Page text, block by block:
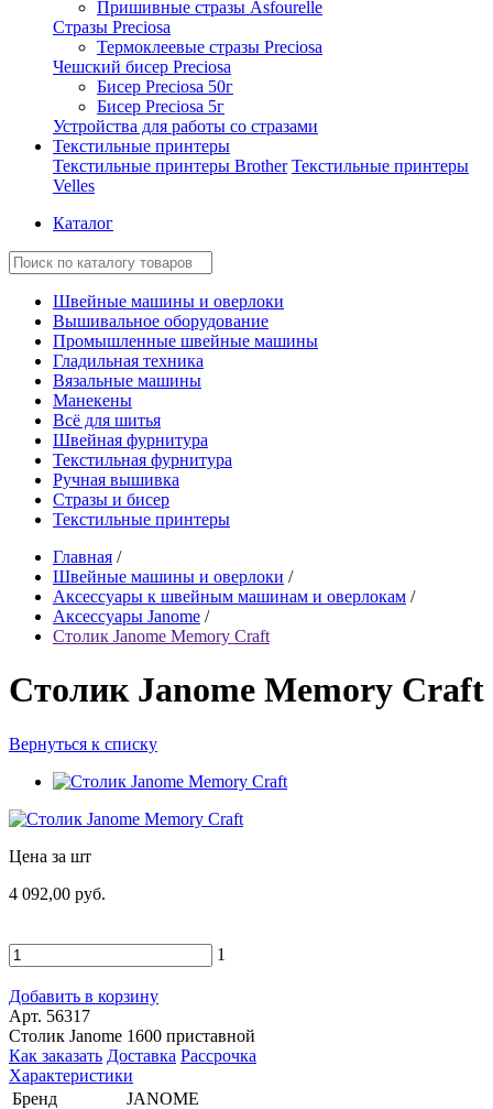
Пришивные стразы Asfourelle
Стразы Preciosa
Термоклеевые стразы Preciosa
Чешский бисер Preciosa
Бисер Preciosa 50г
Бисер Preciosa 5г
Устройства для работы со стразами
Текстильные принтеры
Текстильные принтеры Brother Текстильные принтеры
Velles
Каталог
Швейные машины и оверлоки
Вышивальное оборудование
Промышленные швейные машины
Гладильная техника
Вязальные машины
Манекены
Всё для шитья
Швейная фурнитура
Текстильная фурнитура
Ручная вышивка
Стразы и бисер
Текстильные принтеры
Главная /
Швейные машины и оверлоки /
Аксессуары к швейным машинам и оверлокам /
Аксессуары Janome /
Столик Janome Memory Craft
Столик Janome Memory Craft
Вернуться к списку
Цена за шт
4 092,00 руб.
1
Добавить в корзину
Арт. 56317
Столик Janome 1600 приставной
Как заказать Доставка Рассрочка
Характеристики
Бренд
JANOME